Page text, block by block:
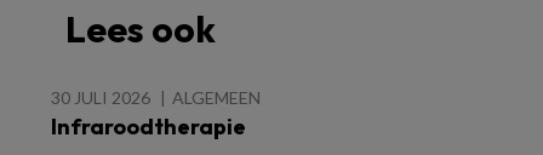
Lees ook
30 JULI 2026 ALGEMEEN
Infraroodtherapie